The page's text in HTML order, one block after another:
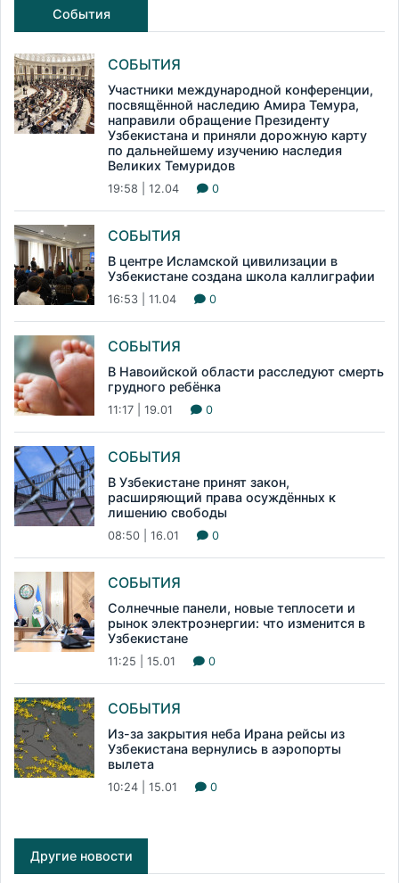
События
СОБЫТИЯ
Участники международной конференции,
посвящённой наследию Амира Темура,
направили обращение Президенту
Узбекистана и приняли дорожную карту
по дальнейшему изучению наследия
Великих Темуридов
19:58 | 12.04 0
СОБЫТИЯ
В центре Исламской цивилизации в
Узбекистане создана школа каллиграфии
16:53 | 11.04 0
СОБЫТИЯ
В Навоийской области расследуют смерть
грудного ребёнка
11:17 | 19.01 0
СОБЫТИЯ
В Узбекистане принят закон,
расширяющий права осуждённых к
лишению свободы
08:50 | 16.01 0
СОБЫТИЯ
Солнечные панели, новые теплосети и
рынок электроэнергии: что изменится в
Узбекистане
11:25 | 15.01 0
СОБЫТИЯ
Из-за закрытия неба Ирана рейсы из
Узбекистана вернулись в аэропорты
вылета
10:24 | 15.01 0
Другие новости